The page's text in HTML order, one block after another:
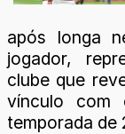
após longa
jogador,
clube que
vínculo com
temporada de